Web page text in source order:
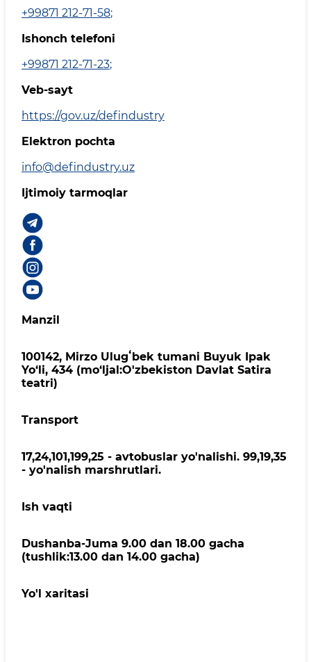
+99871 212-71-58;
Ishonch telefoni
+99871 212-71-23;
Veb-sayt
https://gov.uz/defindustry
Elektron pochta
info@defindustry.uz
Ijtimoiy tarmoqlar
Manzil
100142, Mirzo Ulugʻbek tumani Buyuk Ipak
Yo‘li, 434 (mo‘ljal:O'zbekiston Davlat Satira
teatri)
Transport
17,24,101,199,25 - avtobuslar yo'nalishi. 99,19,35
- yo'nalish marshrutlari.
Ish vaqti
Dushanba-Juma 9.00 dan 18.00 gacha
(tushlik:13.00 dan 14.00 gacha)
Yo'l xaritasi